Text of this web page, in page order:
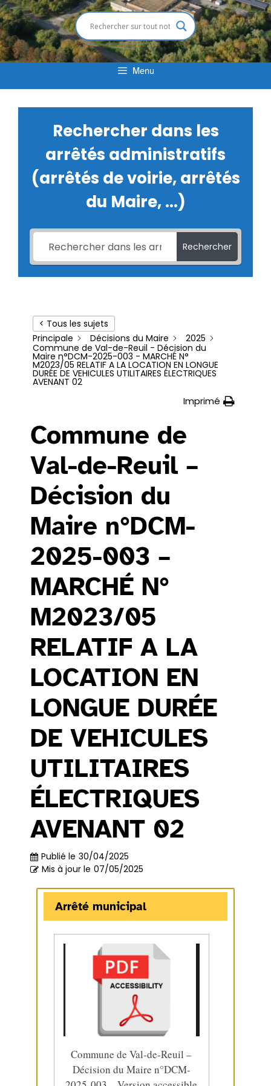
Menu
Rechercher dans les
arrêtés administratifs
(arrêtés de voirie, arrêtés
du Maire, ...)
Rechercher
< Tous les sujets
Principale
Décisions du Maire
2025
Commune de Val-de-Reuil - Décision du
Maire n°DCM-2025-003 - MARCHÉ N°
M2023/05 RELATIF A LA LOCATION EN LONGUE
DURÉE DE VEHICULES UTILITAIRES ÉLECTRIQUES
AVENANT 02
Imprimé
Commune de
Val-de-Reuil –
Décision du
Maire n°DCM-
2025-003 –
MARCHÉ N°
M2023/05
RELATIF A LA
LOCATION EN
LONGUE DURÉE
DE VEHICULES
UTILITAIRES
ÉLECTRIQUES
AVENANT 02
Publié le 30/04/2025
Mis à jour le 07/05/2025
Arrêté municipal
Commune de Val-de-Reuil –
Décision du Maire n°DCM-